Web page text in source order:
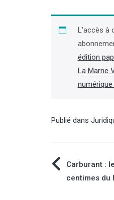
L'accès à
édition
La Marne
Publié dans
Carburant :
centimes du